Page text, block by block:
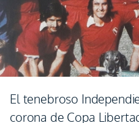
El tenebroso
corona de Copa